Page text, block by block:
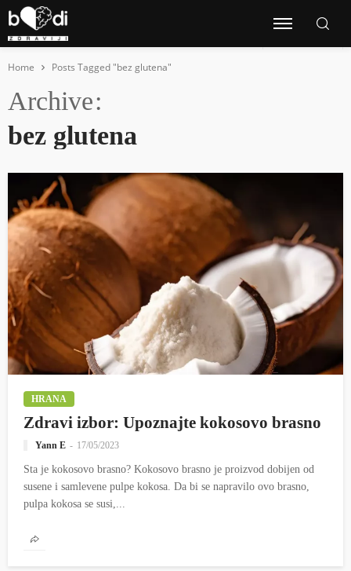
Home Posts Tagged "bez glutena"
Archive
bez glutena
HRANA
Zdravi izbor: Upoznajte kokosovo brasno
Yann E 17/05/2023
Sta je kokosovo brasno? Kokosovo brasno je proizvod dobijen od
susene i samlevene pulpe kokosa. Da bi se napravilo ovo brasno,
pulpa kokosa se susi,...